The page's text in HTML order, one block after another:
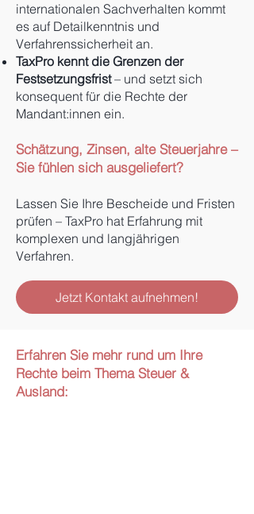
internationalen Sachverhalten kommt
es auf Detailkenntnis und
Verfahrenssicherheit an.
TaxPro kennt die Grenzen der
Festsetzungsfrist– und setzt sich
konsequent für die Rechte der
Mandant:innen ein.
Schätzung, Zinsen, alte Steuerjahre –
Sie fühlen sich ausgeliefert?
Lassen Sie Ihre Bescheide und Fristen
prüfen – TaxPro hat Erfahrung mit
komplexen und langjährigen
Verfahren.
Jetzt Kontakt aufnehmen!
Erfahren Sie mehr rund um Ihre
Rechte beim Thema Steuer &
Ausland: